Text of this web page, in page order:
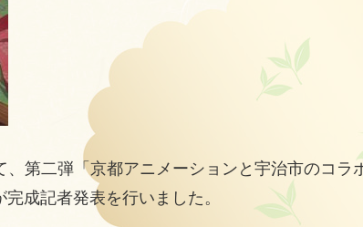
第二弾「京都アニメーションと宇治市のコラ
成記者発表を行いました。